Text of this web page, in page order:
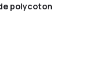
polycoton